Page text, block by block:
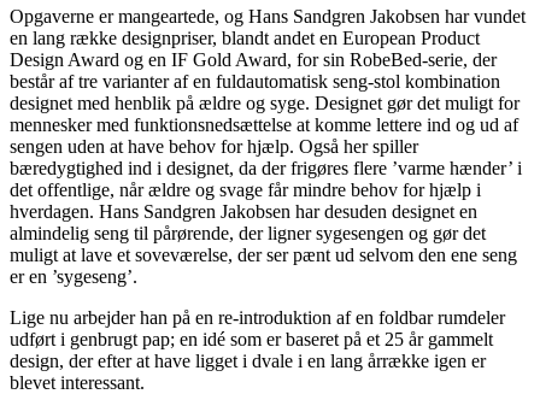
Opgaverne er mangeartede, og Hans Sandgren Jakobsen har vundet
en lang række designpriser, blandt andet en European Product
Design Award og en IF Gold Award, for sin RobeBed-serie, der
består af tre varianter af en fuldautomatisk seng-stol kombination
designet med henblik på ældre og syge. Designet gør det muligt for
mennesker med funktionsnedsættelse at komme lettere ind og ud af
sengen uden at have behov for hjælp. Også her spiller
bæredygtighed ind i designet, da der frigøres flere ’varme hænder’ i
det offentlige, når ældre og svage får mindre behov for hjælp i
hverdagen. Hans Sandgren Jakobsen har desuden designet en
almindelig seng til pårørende, der ligner sygesengen og gør det
muligt at lave et soveværelse, der ser pænt ud selvom den ene seng
er en ’sygeseng’.
Lige nu arbejder han på en re-introduktion af en foldbar rumdeler
udført i genbrugt pap; en idé som er baseret på et 25 år gammelt
design, der efter at have ligget i dvale i en lang årrække igen er
blevet interessant.